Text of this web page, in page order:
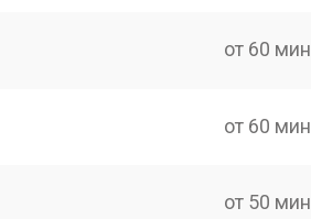
от 60 мин
от 60 мин
от 50 мин